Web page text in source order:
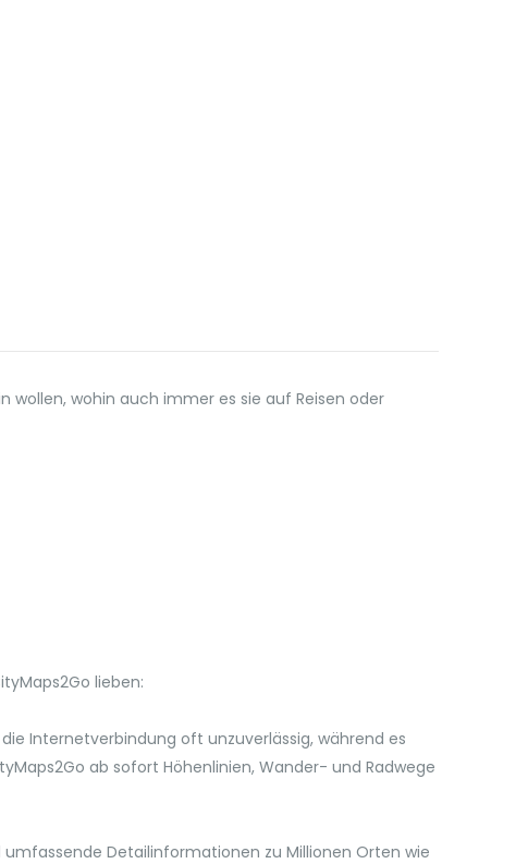
wohin auch immer es sie auf Reisen oder
lieben:
die Internetverbindung oft unzuverlässig, während es
ab sofort Höhenlinien, Wander- und Radwege
umfassende Detailinformationen zu Millionen Orten wie